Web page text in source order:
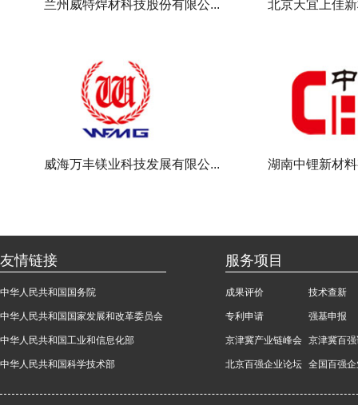
兰州威特焊材科技股份有限公... 北京天宜上佳
威海万丰镁业科技发展有限公... 湖南中锂新材
友情链接
中华人民共和国国务院
中华人民共和国国家发展和改革委员会
中华人民共和国工业和信息化部
中华人民共和国科学技术部
服务项目
成果评价 技术查新
专利申请 强基申报
京津冀产业链峰会 京津冀百
北京百强企业论坛 全国百强